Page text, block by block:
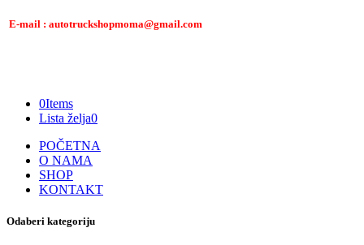
E-mail : autotruckshopmoma@gmail.com
0Items
Lista želja0
POČETNA
O NAMA
SHOP
KONTAKT
Odaberi kategoriju